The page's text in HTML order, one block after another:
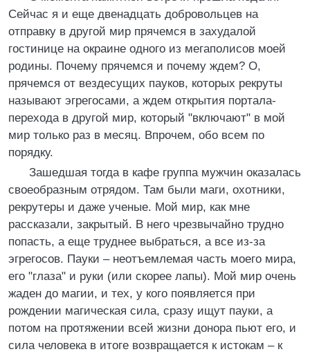
Сейчас я и еще двенадцать добровольцев на
отправку в другой мир прячемся в захудалой
гостинице на окраине одного из мегаполисов моей
родины. Почему прячемся и почему ждем? О,
прячемся от вездесущих пауков, которых рекруты
называют эгрегосами, а ждем открытия портала-
перехода в другой мир, который "включают" в мой
мир только раз в месяц. Впрочем, обо всем по
порядку.
Зашедшая тогда в кафе группа мужчин оказалась
своеобразным отрядом. Там были маги, охотники,
рекрутеры и даже ученые. Мой мир, как мне
рассказали, закрытый. В него чрезвычайно трудно
попасть, а еще труднее выбраться, а все из-за
эгрегосов. Пауки – неотъемлемая часть моего мира,
его "глаза" и руки (или скорее лапы). Мой мир очень
жаден до магии, и тех, у кого появляется при
рождении магическая сила, сразу ищут пауки, а
потом на протяжении всей жизни донора пьют его, и
сила человека в итоге возвращается к истокам – к